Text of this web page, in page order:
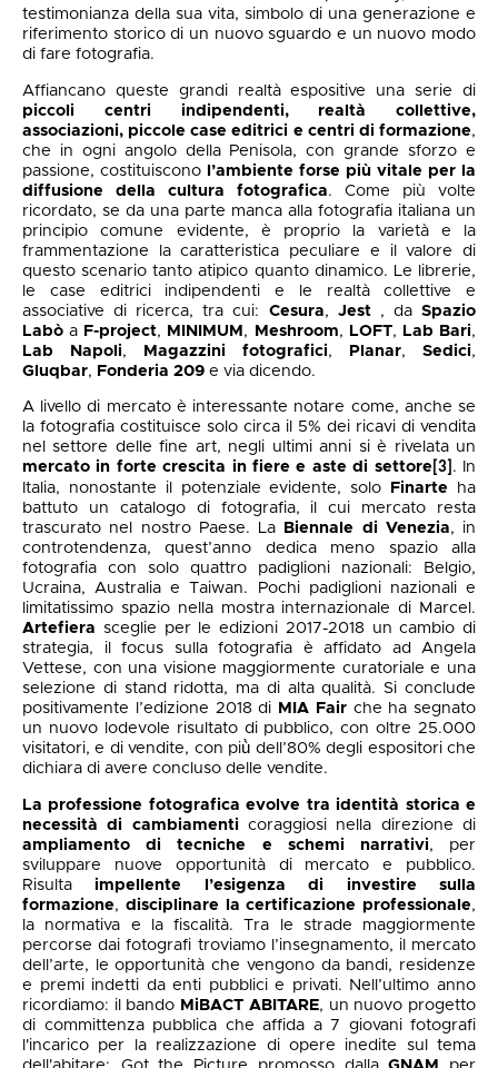
testimonianza della sua vita, simbolo di una generazione e
riferimento storico di un nuovo sguardo e un nuovo modo
di fare fotografia.
Affiancano queste grandi realtà espositive una serie di
piccoli centri indipendenti, realtà collettive,
associazioni, piccole case editrici e centri di formazione,
che in ogni angolo della Penisola, con grande sforzo e
passione, costituiscono l’ambiente forse più vitale per la
diffusione della cultura fotografica. Come più volte
ricordato, se da una parte manca alla fotografia italiana un
principio comune evidente, è proprio la varietà e la
frammentazione la caratteristica peculiare e il valore di
questo scenario tanto atipico quanto dinamico. Le librerie,
le case editrici indipendenti e le realtà collettive e
associative di ricerca, tra cui: Cesura, Jest, daSpazio
Labò a F-project, MINIMUM, Meshroom, LOFT, Lab Bari,
Lab Napoli, Magazzini fotografici, Planar, Sedici,
Gluqbar, Fonderia 209 e via dicendo.
A livello di mercato è interessante notare come, anche se
la fotografia costituisce solo circa il 5% dei ricavi di vendita
nel settore delle fine art, negli ultimi anni si è rivelata un
mercato in forte crescita in fiere e aste di settore [3] . In
Italia, nonostante il potenziale evidente, solo
Finarte ha
battuto un catalogo di fotografia, il cui mercato resta
trascurato nel nostro Paese. La
Biennale di Venezia, in
controtendenza, quest’anno dedica meno spazio alla
fotografia con solo quattro padiglioni nazionali: Belgio,
Ucraina, Australia e Taiwan. Pochi padiglioni nazionali e
limitatissimo spazio nella mostra internazionale di Marcel.
Artefiera sceglie per le edizioni 2017-2018 un cambio di
strategia, il focus sulla fotografia è affidato ad Angela
Vettese, con una visione maggiormente curatoriale e una
selezione di stand ridotta, ma di alta qualità. Si conclude
positivamente l’edizione 2018 di MIA Fairche ha segnato
un nuovo lodevole risultato di pubblico, con oltre 25.000
visitatori, e di vendite, con più̀ dell’80% degli espositori che
dichiara di avere concluso delle vendite.
La professione fotografica evolve tra identità storica e
necessità di cambiamenti coraggiosi nella direzione di
ampliamento di tecniche e schemi narrativi, per
sviluppare nuove opportunità di mercato e pubblico.
Risulta impellente l’esigenza di investire sulla
formazione, disciplinare la certificazione professionale,
la normativa e la fiscalità. Tra le strade maggiormente
percorse dai fotografi troviamo l’insegnamento, il mercato
dell’arte, le opportunità che vengono da bandi, residenze
e premi indetti da enti pubblici e privati. Nell’ultimo anno
ricordiamo: il bando MiBACT ABITARE, un nuovo progetto
di committenza pubblica che affida a 7 giovani fotografi
l'incarico per la realizzazione di opere inedite sul tema